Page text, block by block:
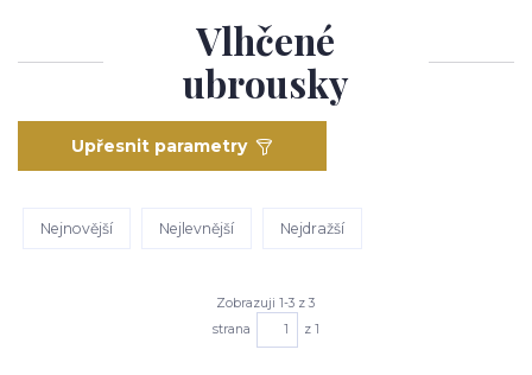
Vlhčené
ubrousky
Upřesnit parametry
Nejnovější Nejlevnější Nejdražší
Zobrazuji 1-3 z 3
strana
z 1